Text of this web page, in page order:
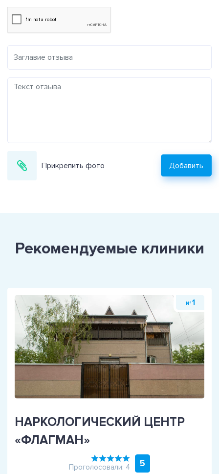
Прикрепить фото Добавить
Рекомендуемые клиники
№ 1
НАРКОЛОГИЧЕСКИЙ ЦЕНТР
«ФЛАГМАН»
Проголосовали: 4 5